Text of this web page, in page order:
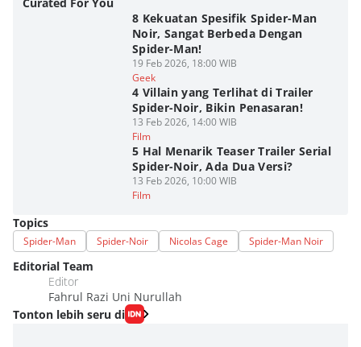
8 Kekuatan Spesifik Spider-Man
Noir, Sangat Berbeda Dengan
Spider-Man!
19 Feb 2026, 18:00 WIB
Geek
4 Villain yang Terlihat di Trailer
Spider-Noir, Bikin Penasaran!
13 Feb 2026, 14:00 WIB
Film
5 Hal Menarik Teaser Trailer Serial
Spider-Noir, Ada Dua Versi?
13 Feb 2026, 10:00 WIB
Film
Topics
Spider-Man Spider-Noir Nicolas Cage Spider-Man Noir
Editorial Team
Editor
Fahrul Razi Uni Nurullah
Tonton lebih seru di